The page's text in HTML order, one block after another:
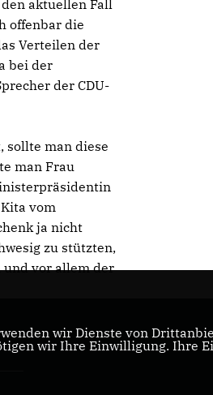
aktuellen Fall
offenbar die
Verteilen der
bei der
der CDU-
sollte man diese
man Frau
vom
ja nicht
zu stützten,
und vor allem der
wir Dienste von
wir Ihre Einwilligung. Ihre